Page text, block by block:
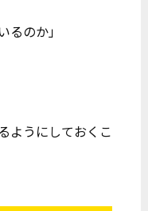
るのか」
ようにしておくこ